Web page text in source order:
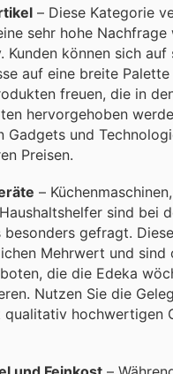
– Diese Kategorie
sehr hohe Nachfrage
Kunden können sich
auf eine breite
freuen, die in
hervorgehoben
Gadgets und
Preisen.
–
sind bei
besonders gefragt.
Mehrwert und sind
die die Edeka
Nutzen Sie die
qualitativ hochwertigen